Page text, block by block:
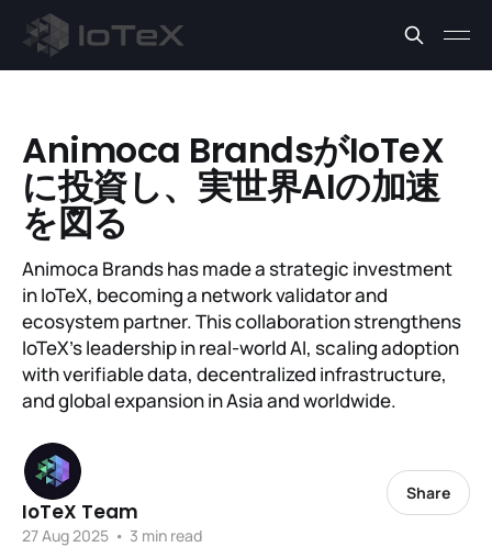
Animoca BrandsがIoTeX
に投資し、実世界AIの加速
を図る
Animoca Brands has made a strategic investment
in IoTeX, becoming a network validator and
ecosystem partner. This collaboration strengthens
IoTeX’s leadership in real-world AI, scaling adoption
with verifiable data, decentralized infrastructure,
and global expansion in Asia and worldwide.
IoTeX Team
27 Aug 2025 • 3 min read
Share